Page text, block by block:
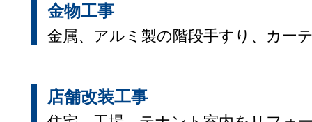
金物工事
金属、アルミ製の階段手すり、カー
店舗改装工事